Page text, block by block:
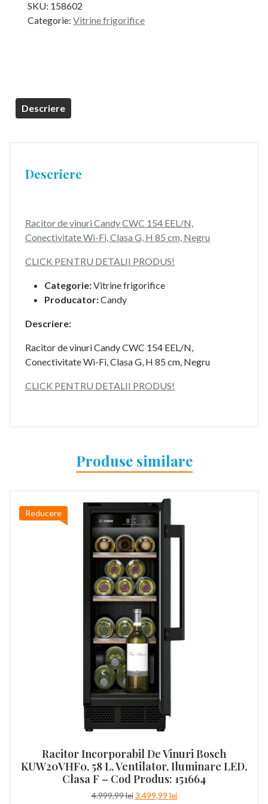
a
fost:
1.499,99 lei.
SKU: 158602
Categorie: Vitrine frigorifice
Descriere
Descriere
Racitor de vinuri Candy CWC 154 EEL/N,
Conectivitate Wi-Fi, Clasa G, H 85 cm, Negru
CLICK PENTRU DETALII PRODUS!
Categorie:Vitrine frigorifice
Producator:Candy
Descriere:
Racitor de vinuri Candy CWC 154 EEL/N,
Conectivitate Wi-Fi, Clasa G, H 85 cm, Negru
CLICK PENTRU DETALII PRODUS!
Produse similare
Reducere
Racitor Incorporabil De Vinuri Bosch
KUW20VHF0, 58 L, Ventilator, Iluminare LED,
Clasa F – Cod Produs: 151664
4.999,99lei Prețul
3.499,99 leiPrețul